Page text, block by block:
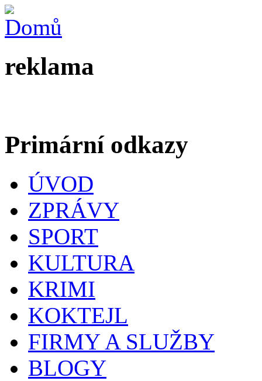
reklama
Primární odkazy
ÚVOD
ZPRÁVY
SPORT
KULTURA
KRIMI
KOKTEJL
FIRMY A SLUŽBY
BLOGY